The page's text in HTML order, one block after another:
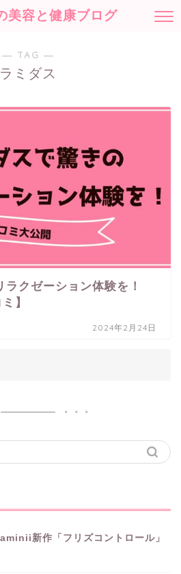
美容と健康ブログ
― TAG ―
ラミダス
クゼーション体験を！
】
2024年2月24日
新作「フリズコントロール」